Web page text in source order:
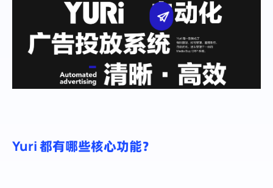
RPA模板
推广返现
Yuri 都有哪些核心功能？